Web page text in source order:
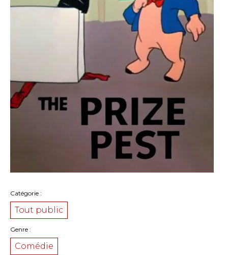
Catégorie
Tout public
Genre
Comédie